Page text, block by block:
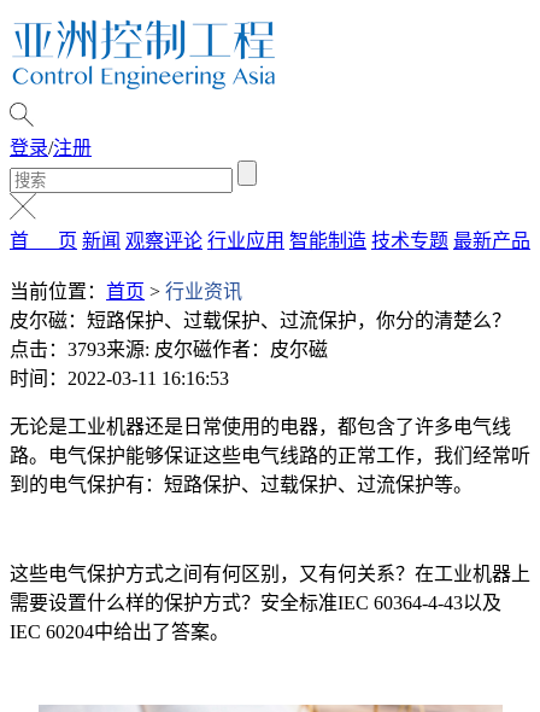
登录/注册
首 页 新闻 观察评论 行业应用 智能制造 技术专题 最新产品
当前位置： 首页 > 行业资讯
皮尔磁：短路保护、过载保护、过流保护，你分的清楚么？
点击：3793来源: 皮尔磁作者：皮尔磁
时间：2022-03-11 16:16:53
无论是工业机器还是日常使用的电器，都包含了许多电气线
路。电气保护能够保证这些电气线路的正常工作，我们经常听
到的电气保护有：短路保护、过载保护、过流保护等。
这些电气保护方式之间有何区别，又有何关系？在工业机器上
需要设置什么样的保护方式？安全标准IEC 60364-4-43以及
IEC 60204中给出了答案。